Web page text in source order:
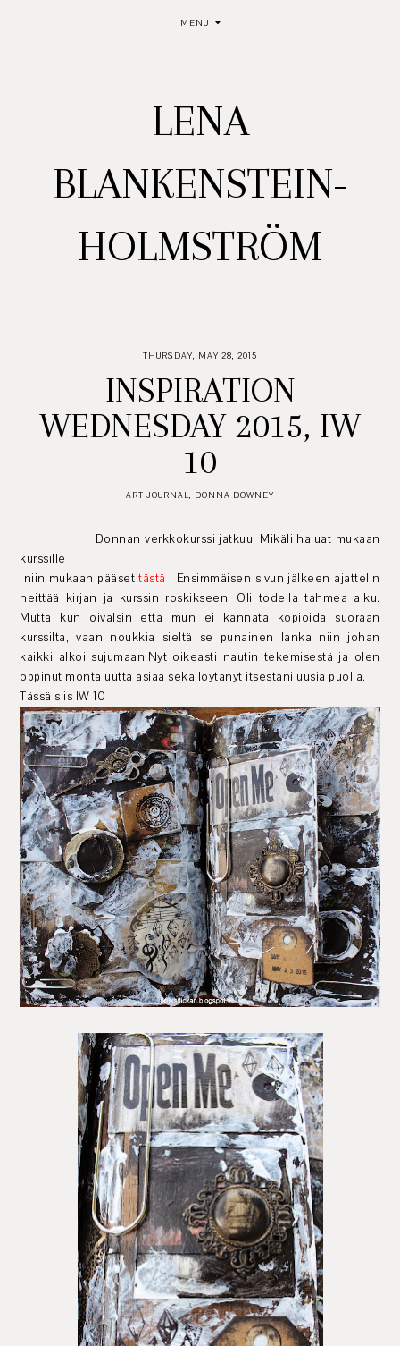
MENU
LENA
BLANKENSTEIN-
HOLMSTRÖM
THURSDAY, MAY 28, 2015
INSPIRATION
WEDNESDAY 2015, IW
10
ART JOURNAL, DONNA DOWNEY
Donnan verkkokurssi jatkuu. Mikäli haluat mukaan
kurssille
niin mukaan pääsettästä . Ensimmäisen sivun jälkeen ajattelin
heittää kirjan ja kurssin roskikseen. Oli todella tahmea alku.
Mutta kun oivalsin että mun ei kannata kopioida suoraan
kurssilta, vaan noukkia sieltä se punainen lanka niin johan
kaikki alkoi sujumaan.Nyt oikeasti nautin tekemisestä ja olen
oppinut monta uutta asiaa sekä löytänyt itsestäni uusia puolia.
Tässä siis IW 10